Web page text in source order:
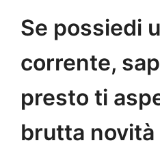
Se possiedi
corrente,
presto ti
brutta novità